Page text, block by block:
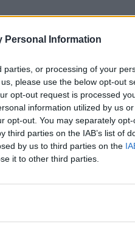
Personal Information
or processing of your
please use the below opt-out
opt-out request is processed
information utilized by us
opt-out. You may separately
parties on the IAB’s list of
by us to third parties on the
it to other third parties.